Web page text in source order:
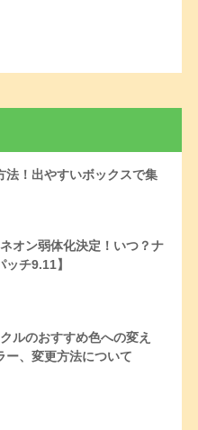
法！出やすいボックスで集
オン弱体化決定！いつ？ナ
チ9.11】
ルのおすすめ色への変え
ー、変更方法について